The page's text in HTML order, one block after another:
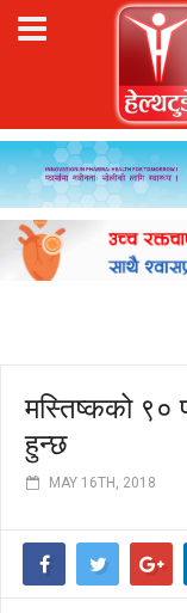
मस्तिष्कको ९०
हुन्छ
MAY 16TH, 2018